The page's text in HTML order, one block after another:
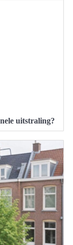
uitstraling?